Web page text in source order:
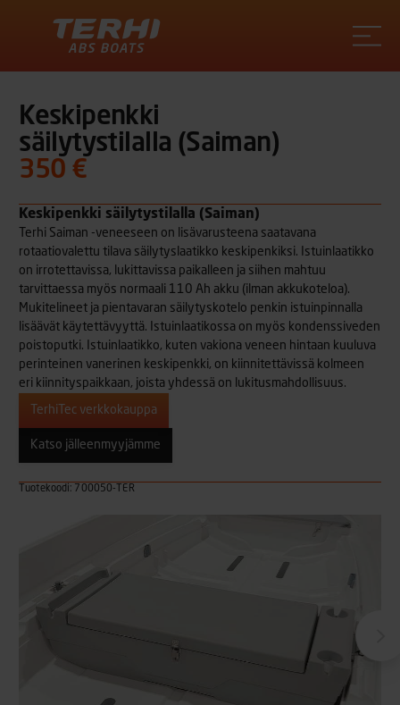
Keskipenkki
säilytystilalla (Saiman)
350 €
Keskipenkki säilytystilalla (Saiman)
Terhi Saiman -veneeseen on lisävarusteena saatavana
rotaatiovalettu tilava säilytyslaatikko keskipenkiksi. Istuinlaatikko
on irrotettavissa, lukittavissa paikalleen ja siihen mahtuu
tarvittaessa myös normaali 110 Ah akku (ilman akkukoteloa).
Mukitelineet ja pientavaran säilytyskotelo penkin istuinpinnalla
lisäävät käytettävyyttä. Istuinlaatikossa on myös kondenssiveden
poistoputki. Istuinlaatikko, kuten vakiona veneen hintaan kuuluva
perinteinen vanerinen keskipenkki, on kiinnitettävissä kolmeen
eri kiinnityspaikkaan, joista yhdessä on lukitusmahdollisuus.
TerhiTec verkkokauppa
Katso jälleenmyyjämme
Tuotekoodi: 700050-TER